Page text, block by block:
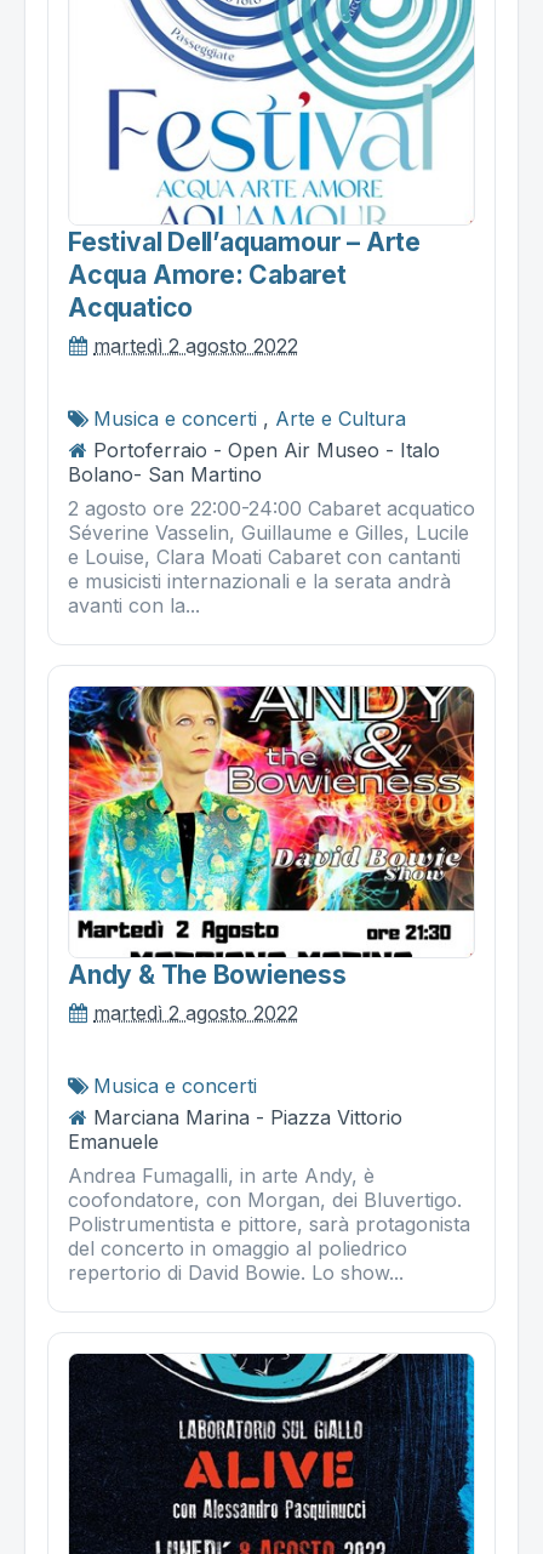
Festival Dell’aquamour – Arte
Acqua Amore: Cabaret
Acquatico
martedì 2 agosto 2022
Musica e concerti , Arte e Cultura
Portoferraio - Open Air Museo - Italo
Bolano- San Martino
2 agosto ore 22:00-24:00 Cabaret acquatico
Séverine Vasselin, Guillaume e Gilles, Lucile
e Louise, Clara Moati Cabaret con cantanti
e musicisti internazionali e la serata andrà
avanti con la...
Andy & The Bowieness
martedì 2 agosto 2022
Musica e concerti
Marciana Marina - Piazza Vittorio
Emanuele
Andrea Fumagalli, in arte Andy, è
coofondatore, con Morgan, dei Bluvertigo.
Polistrumentista e pittore, sarà protagonista
del concerto in omaggio al poliedrico
repertorio di David Bowie. Lo show...